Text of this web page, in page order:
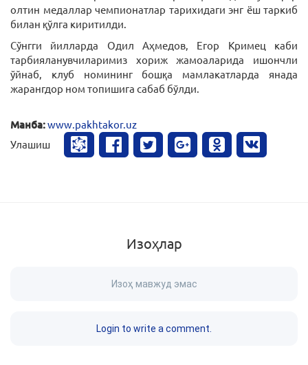
олтин медаллар чемпионатлар тарихидаги энг ёш таркиб
билан қўлга киритилди.
Сўнгги йилларда Одил Аҳмедов, Егор Кримец каби
тарбияланувчиларимиз хориж жамоаларида ишончли
ўйнаб, клуб номининг бошқа мамлакатларда янада
жарангдор ном топишига сабаб бўлди.
Манба:www.pakhtakor.uz
Улашиш
Изоҳлар
Изоҳ мавжуд эмас
Login to write a comment.